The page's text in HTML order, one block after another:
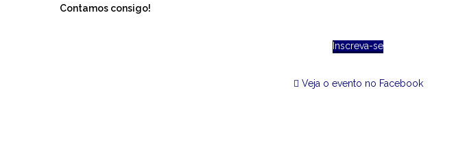
Contamos consigo!
Inscreva-se
Veja o evento no Facebook